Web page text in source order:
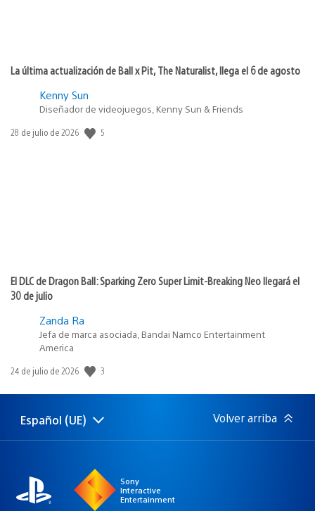
La última actualización de Ball x Pit, The Naturalist, llega el 6 de agosto
Kenny Sun
Diseñador de videojuegos, Kenny Sun & Friends
Fecha
28 de julio de 2026 5
El DLC de Dragon Ball: Sparking Zero Super Limit-Breaking Neo llegará el
30 de julio
Zanda Ra
Jefa de marca asociada, Bandai Namco Entertainment
America
Fecha
publicación:
24 de julio de 2026 3
Selecciona
una
Región
actual:
Español (UE) Volver arriba
Sony
Interactive
Entertainment